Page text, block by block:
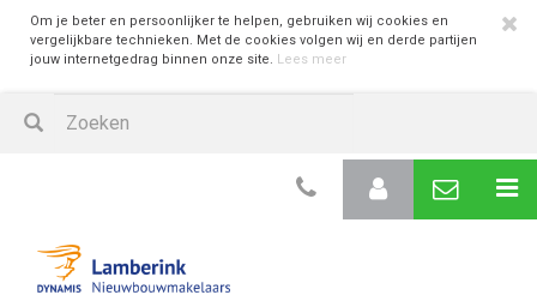
Om je beter en persoonlijker te helpen, gebruiken wij cookies en
vergelijkbare technieken. Met de cookies volgen wij en derde partijen
jouw internetgedrag binnen onze site. Lees meer